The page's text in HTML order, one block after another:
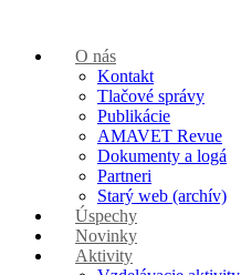
O nás
Kontakt
Tlačové správy
Publikácie
AMAVET Revue
Dokumenty a logá
Partneri
Starý web (archív)
Úspechy
Novinky
Aktivity